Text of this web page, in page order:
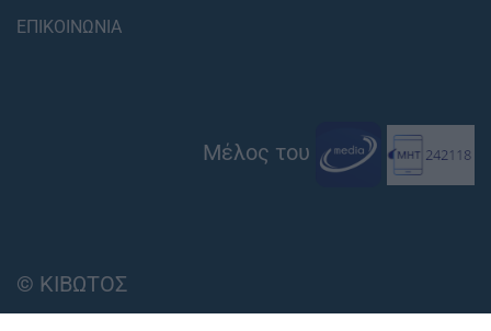
ΕΠΙΚΟΙΝΩΝΙΑ
Μέλος του
© ΚΙΒΩΤΟΣ